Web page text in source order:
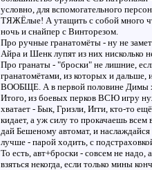
условно, для вспомогательного
ТЯЖЁлые! А утащить с собой много
ночь и снайпер с Винторезом.
Про ручные гранатомёты - ну не
Айра и Шенк лупят из них нисколько
Про гранаты - "броски" не лишние,
гранатомётами, из которых и дальше,
ВООБЩЕ. А в первой половине Димы
Итого, из боевых перков ВСЮ игру
хватает - Бык, Гризли, Игги, кто-то
кидает, а уж силу то прокачаешь
дай Бешеному автомат, и
лучше - парой ходить, с
То есть, авт+броски - совсем не
взяться некогда, если только мины